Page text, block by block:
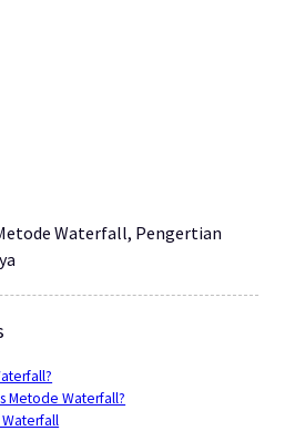
Waterfall, Pengertian
Metode Waterfall?